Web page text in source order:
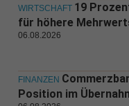
WIRTSCHAFT 19
für höhere
06.08.2026
FINANZEN
Position im